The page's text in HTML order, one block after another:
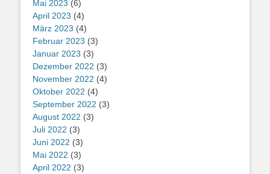
Mai 2023 (6)
April 2023 (4)
März 2023 (4)
Februar 2023 (3)
Januar 2023 (3)
Dezember 2022 (3)
November 2022 (4)
Oktober 2022 (4)
September 2022 (3)
August 2022 (3)
Juli 2022 (3)
Juni 2022 (3)
Mai 2022 (3)
April 2022 (3)